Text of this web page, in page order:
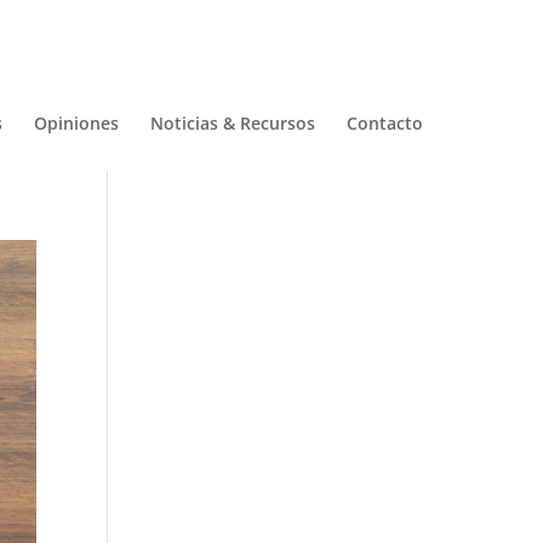
Opiniones Noticias & Recursos Contacto